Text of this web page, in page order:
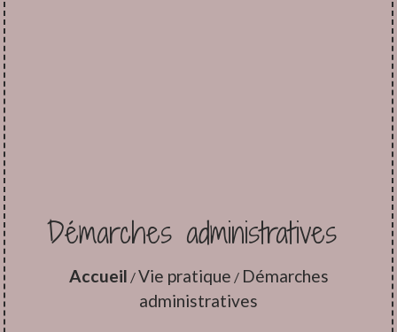
Démarches administratives
Accueil /Vie pratique / Démarches
administratives